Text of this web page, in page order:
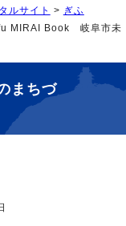
ルサイト > ぎふ
MIRAI Book 岐阜市未
まちづ